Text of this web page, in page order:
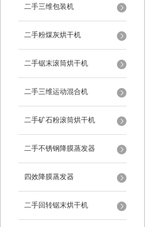
二手三维包装机
二手粉煤灰烘干机
二手锯末滚筒烘干机
二手三维运动混合机
二手矿石粉滚筒烘干机
二手不锈钢降膜蒸发器
四效降膜蒸发器
二手回转锯末烘干机